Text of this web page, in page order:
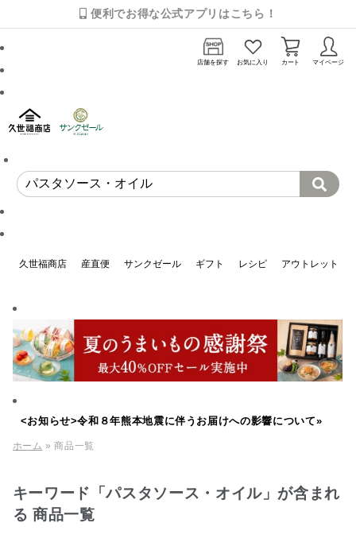
便利でお得な公式アプリはこちら！
店舗を探す お気に入り カート マイページ
久世福商店 産直便 サンクゼール ギフト レシピ アウトレット
<お知らせ>令和８年熊本地震に伴うお届けへの影響について»
ホーム » 商品一覧
キーワード「パスタソース・オイル」が含まれ
る 商品一覧